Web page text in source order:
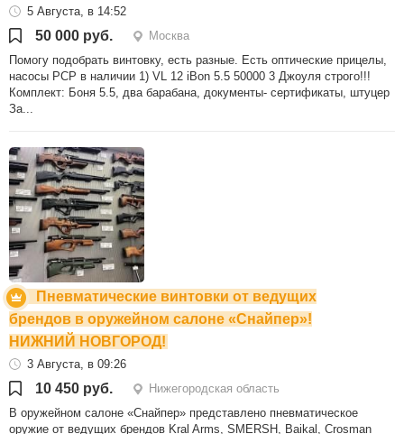
5 Августа, в 14:52
50 000 руб.
Москва
Помогу подобрать винтовку, есть разные. Есть оптические прицелы,
насосы PCP в наличии 1) VL 12 iBon 5.5 50000 3 Джоуля строго!!!
Комплект: Боня 5.5, два барабана, документы- сертификаты, штуцер
За...
Пневматические винтовки от ведущих
брендов в оружейном салоне «Снайпер»!
НИЖНИЙ НОВГОРОД!
3 Августа, в 09:26
10 450 руб.
Нижегородская область
В оружейном салоне «Снайпер» представлено пневматическое
оружие от ведущих брендов Kral Arms, SMERSH, Baikal, Crosman